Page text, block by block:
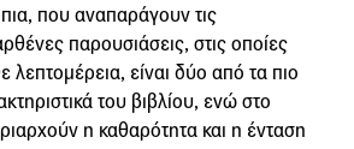
που αναπαράγουν τις
παρουσιάσεις, στις οποίες
λεπτομέρεια, είναι δύο από τα πιο
του βιβλίου, ενώ στο
η καθαρότητα και η ένταση